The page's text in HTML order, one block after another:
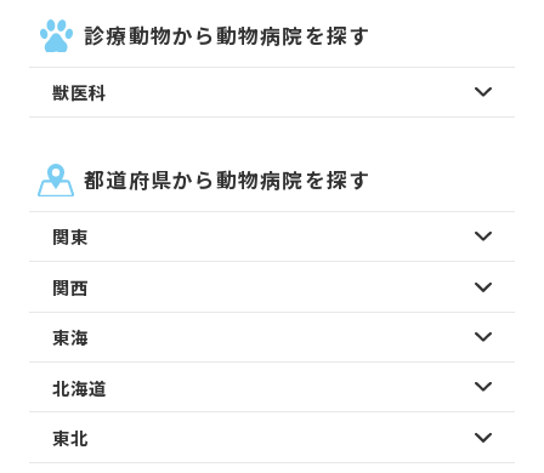
診療動物から動物病院を探す
獣医科
都道府県から動物病院を探す
関東
関西
東海
北海道
東北